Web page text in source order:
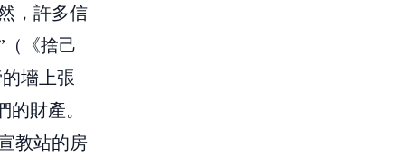
，許多信
《捨己
墻上張
財產。
教站的房